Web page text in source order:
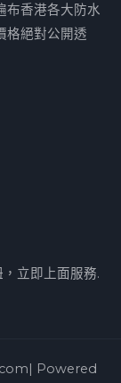
布香港各大防水
格絕對公開透
立即上面服務.
Powered